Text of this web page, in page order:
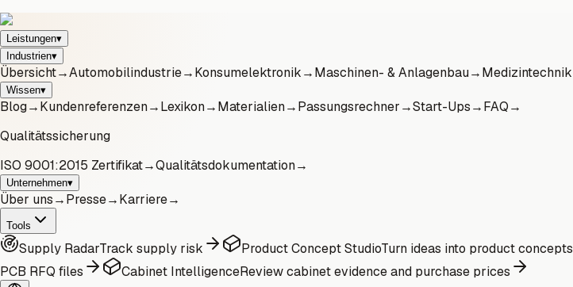
Leistungen▾
Industrien▾
Übersicht→Automobilindustrie→Konsumelektronik→Maschinen- & Anlagenbau→Medizintechnik
Wissen▾
Blog→Kundenreferenzen→Lexikon→Materialien→Passungsrechner→Start-Ups→FAQ→
Qualitätssicherung
ISO 9001:2015 Zertifikat→Qualitätsdokumentation→
Unternehmen▾
Über uns→Presse→Karriere→
Tools
Supply RadarTrack supply risk Product Concept StudioTurn ideas into product concepts
PCB RFQ files
Cabinet IntelligenceReview cabinet evidence and purchase prices